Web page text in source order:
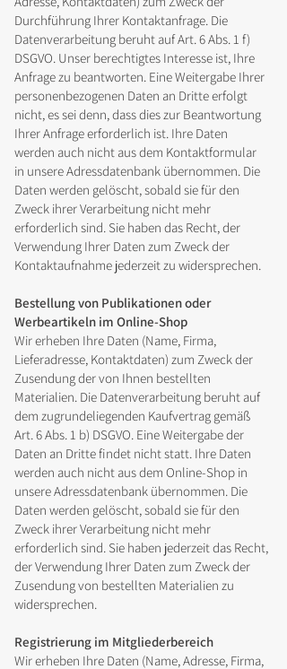
Durchführung Ihrer Kontaktanfrage. Die
Datenverarbeitung beruht auf Art. 6 Abs. 1 f)
DSGVO. Unser berechtigtes Interesse ist, Ihre
Anfrage zu beantworten. Eine Weitergabe Ihrer
personenbezogenen Daten an Dritte erfolgt
nicht, es sei denn, dass dies zur Beantwortung
Ihrer Anfrage erforderlich ist. Ihre Daten
werden auch nicht aus dem Kontaktformular
in unsere Adressdatenbank übernommen. Die
Daten werden gelöscht, sobald sie für den
Zweck ihrer Verarbeitung nicht mehr
erforderlich sind. Sie haben das Recht, der
Verwendung Ihrer Daten zum Zweck der
Kontaktaufnahme jederzeit zu widersprechen.
Bestellung von Publikationen oder
Werbeartikeln im Online-Shop
Wir erheben Ihre Daten (Name, Firma,
Lieferadresse, Kontaktdaten) zum Zweck der
Zusendung der von Ihnen bestellten
Materialien. Die Datenverarbeitung beruht auf
dem zugrundeliegenden Kaufvertrag gemäß
Art. 6 Abs. 1 b) DSGVO. Eine Weitergabe der
Daten an Dritte findet nicht statt. Ihre Daten
werden auch nicht aus dem Online-Shop in
unsere Adressdatenbank übernommen. Die
Daten werden gelöscht, sobald sie für den
Zweck ihrer Verarbeitung nicht mehr
erforderlich sind. Sie haben jederzeit das Recht,
der Verwendung Ihrer Daten zum Zweck der
Zusendung von bestellten Materialien zu
widersprechen.
Registrierung im Mitgliederbereich
Wir erheben Ihre Daten (Name, Adresse, Firma,